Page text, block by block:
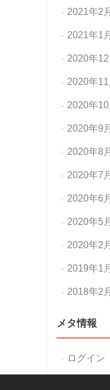
2021年2月
2021年1月
2020年12
2020年11
2020年10
2020年9月
2020年8月
2020年7月
2020年6月
2020年5月
2020年2月
2019年1月
2018年2月
メタ情報
ログイン